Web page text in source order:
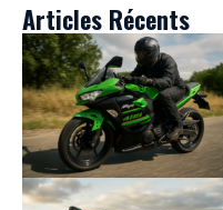
Articles Récents